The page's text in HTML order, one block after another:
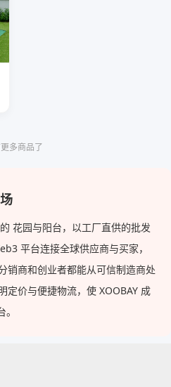
多商品了
花园与阳台，以工厂直供的批发
平台连接全球供应商与买家，
销商和创业者都能从可信制造商处
定价与便捷物流，使 XOOBAY 成